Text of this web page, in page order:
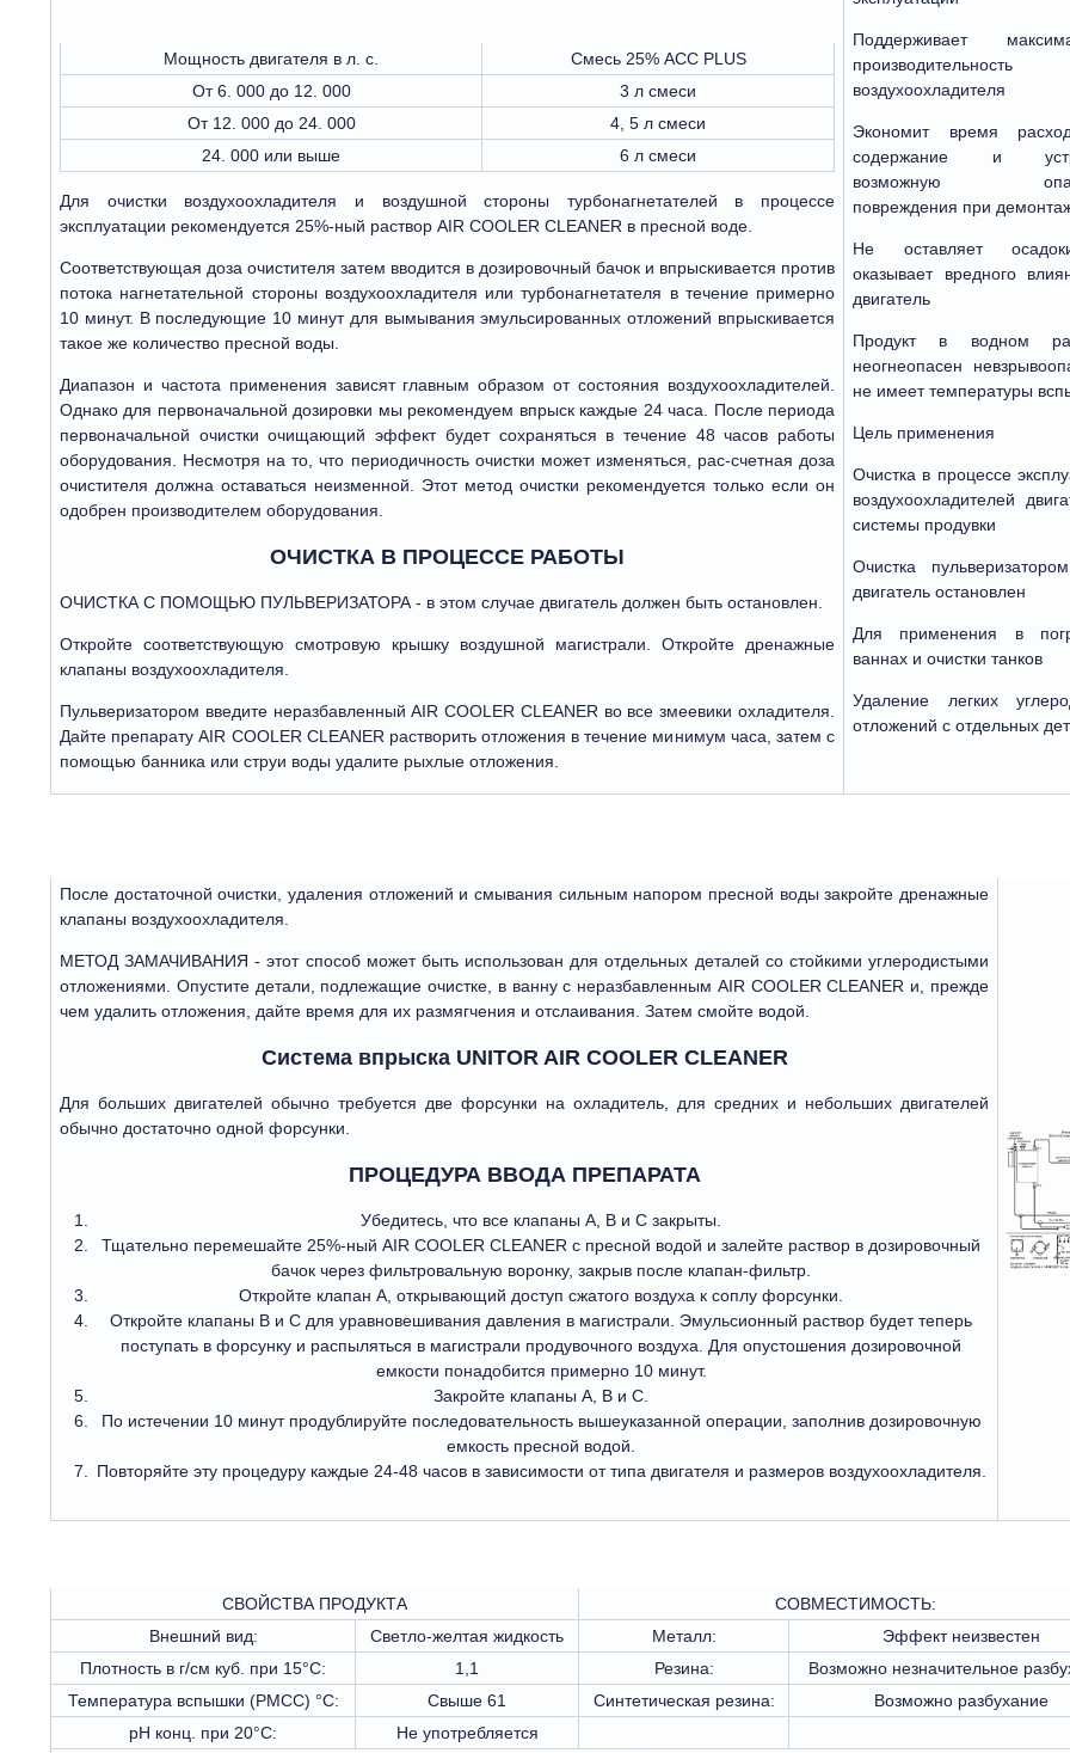
Мощность двигателя в л. с.
Смесь 25% АСС PLUS
От 6. 000 до 12. 000
3 л смеси
От 12. 000 до 24. 000
4, 5 л смеси
24. 000 или выше
6 л смеси
Для очистки воздухоохладителя и воздушной стороны турбонагнетателей в процессе
эксплуатации рекомендуется 25%-ный раствор AIR COOLER CLEANER в пресной воде.
Соответствующая доза очистителя затем вводится в дозировочный бачок и впрыскивается против
потока нагнетательной стороны воздухоохладителя или турбонагнетателя в течение примерно
10 минут. В последующие 10 минут для вымывания эмульсированных отложений впрыскивается
такое же количество пресной воды.
Диапазон и частота применения зависят главным образом от состояния воздухоохладителей.
Однако для первоначальной дозировки мы рекомендуем впрыск каждые 24 часа. После периода
первоначальной очистки очищающий эффект будет сохраняться в течение 48 часов работы
оборудования. Несмотря на то, что периодичность очистки может изменяться, рас-счетная доза
очистителя должна оставаться неизменной. Этот метод очистки рекомендуется только если он
одобрен производителем оборудования.
ОЧИСТКА В ПРОЦЕССЕ РАБОТЫ
ОЧИСТКА С ПОМОЩЬЮ ПУЛЬВЕРИЗАТОРА - в этом случае двигатель должен быть остановлен.
Откройте соответствующую смотровую крышку воздушной магистрали. Откройте дренажные
клапаны воздухоохладителя.
Пульверизатором введите неразбавленный AIR COOLER CLEANER во все змеевики охладителя.
Дайте препарату AIR COOLER CLEANER растворить отложения в течение минимум часа, затем с
помощью банника или струи воды удалите рыхлые отложения.
Поддерживает
производительность
воздухоохладителя
Экономит время
содержание и
возможную
повреждения при
Не оставляет
оказывает вредного
двигатель
Продукт в водном
неогнеопасен
не имеет температуры
Цель применения
Очистка в процессе
воздухоохладителей
системы продувки
Очистка
двигатель остановлен
Для применения в
ваннах и очистки танков
Удаление легких
отложений с отдельных
После достаточной очистки, удаления отложений и смывания сильным напором пресной воды закройте дренажные
клапаны воздухоохладителя.
МЕТОД ЗАМАЧИВАНИЯ - этот способ может быть использован для отдельных деталей со стойкими углеродистыми
отложениями. Опустите детали, подлежащие очистке, в ванну с неразбавленным AIR COOLER CLEANER и, прежде
чем удалить отложения, дайте время для их размягчения и отслаивания. Затем смойте водой.
Система впрыска UNITOR AIR COOLER CLEANER
Для больших двигателей обычно требуется две форсунки на охладитель, для средних и небольших двигателей
обычно достаточно одной форсунки.
ПРОЦЕДУРА ВВОДА ПРЕПАРАТА
Убедитесь, что все клапаны А, В и С закрыты.
Тщательно перемешайте 25%-ный AIR COOLER CLEANER с пресной водой и залейте раствор в дозировочный
бачок через фильтровальную воронку, закрыв после клапан-фильтр.
Откройте клапан А, открывающий доступ сжатого воздуха к соплу форсунки.
Откройте клапаны В и С для уравновешивания давления в магистрали. Эмульсионный раствор будет теперь
поступать в форсунку и распыляться в магистрали продувочного воздуха. Для опустошения дозировочной
емкости понадобится примерно 10 минут.
Закройте клапаны А, В и С.
По истечении 10 минут продублируйте последовательность вышеуказанной операции, заполнив дозировочную
емкость пресной водой.
Повторяйте эту процедуру каждые 24-48 часов в зависимости от типа двигателя и размеров воздухоохладителя.
СВОЙСТВА ПРОДУКТА
СОВМЕСТИМОСТЬ:
Внешний вид:
Светло-желтая жидкость Металл:
Эффект неизвестен
Плотность в г/см куб. при 15°С:
1,1 Резина:
Возможно незначительное
Температура вспышки (РМСС) °С:
Свыше 61 Синтетическая резина:
Возможно разбухание
рН конц. при 20°С:
Не употребляется